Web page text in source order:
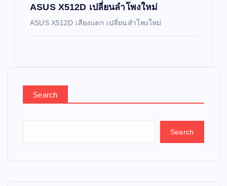
ASUS X512D เปลี่ยนลำโพงใหม่
ASUS X512D เสียงแตก เปลี่ยนลำโพงใหม่
Search
Search